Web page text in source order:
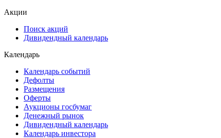
Акции
Поиск акций
Дивидендный календарь
Календарь
Календарь событий
Дефолты
Размещения
Оферты
Аукционы госбумаг
Денежный рынок
Дивидендный календарь
Календарь инвестора